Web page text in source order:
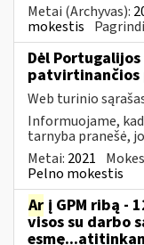
Metai (Archyvas):
mokestis
Dėl
patvirtinančios
Web turinio
Informuojame,
tarnyba pranešė,
Metai: 2021
Pelno mokestis
Ar į GPM ribą -
visos su darbo